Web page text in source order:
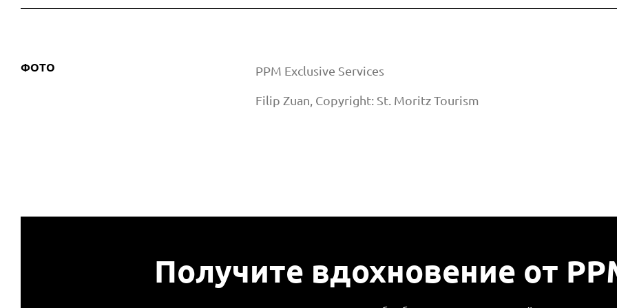
ФОТО PPM Exclusive Services
Filip Zuan, Copyright: St. Moritz Tourism
Получите вдохновение от